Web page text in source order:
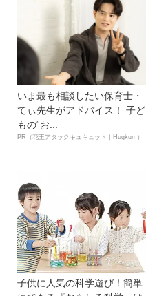
いま最も相談したい保育士・
てぃ先生がアドバイス！ 子ど
もの“お...
PR（花王アタックキュキュット｜Hugkum）
子供に人気の科学遊び！簡単